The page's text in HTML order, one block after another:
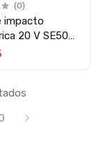
(0)
impacto
20 V SE506